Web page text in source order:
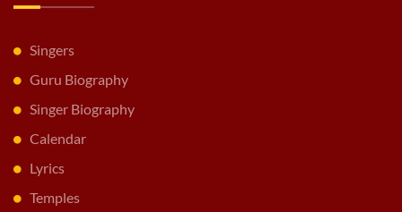
Singers
Guru Biography
Singer Biography
Calendar
Lyrics
Temples